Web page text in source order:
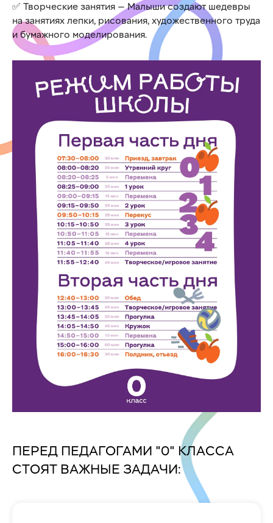
✅️ Творческие занятия — Малыши создают шедевры
на занятиях лепки, рисования, художественного труда
и бумажного моделирования.
ПЕРЕД ПЕДАГОГАМИ "0" КЛАССА
СТОЯТ ВАЖНЫЕ ЗАДАЧИ: